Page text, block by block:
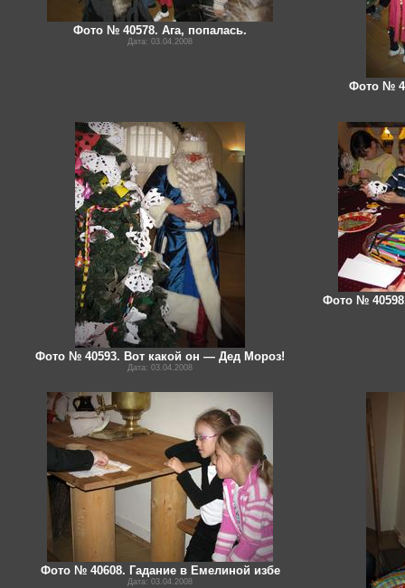
Фото № 40578. Ага, попалась.
Дата: 03.04.2008
Фото №
Фото № 40593. Вот какой он — Дед Мороз!
Дата: 03.04.2008
Фото №
Фото № 40608. Гадание в Емелиной избе
Дата: 03.04.2008